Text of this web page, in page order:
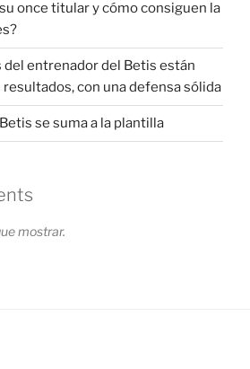
once titular y cómo consiguen la
entrenador del Betis están
con una defensa sólida
se suma a la plantilla
mostrar.